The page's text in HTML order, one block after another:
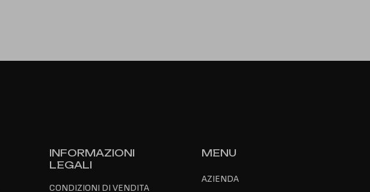
INFORMAZIONI
LEGALI
CONDIZIONI DI VENDITA
MENU
AZIENDA